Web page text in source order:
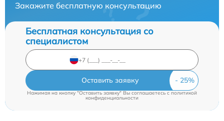
Закажите бесплатную консультацию
Бесплатная консультация со
специалистом
Оставить заявку
Нажимая на кнопку "Оставить заявку" Вы соглашаетесь cполитикой
конфиденциальности